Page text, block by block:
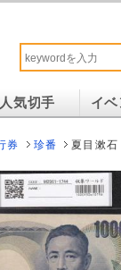
人気切手 イ
券 珍番 夏目漱